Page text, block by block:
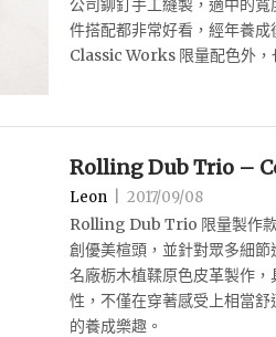
公司鉚釘手工縫製，適中的
件搭配都非常好看，經年養
Classic Works 限量配色外
Rolling Dub Trio –
Leon 2017/09/08
Rolling Dub Trio 限量製作
創優美楦頭，並針對眾多細
名廠栃木植鞣原色皮革製作
性，不僅在穿著感受上相當
的養成樂趣。